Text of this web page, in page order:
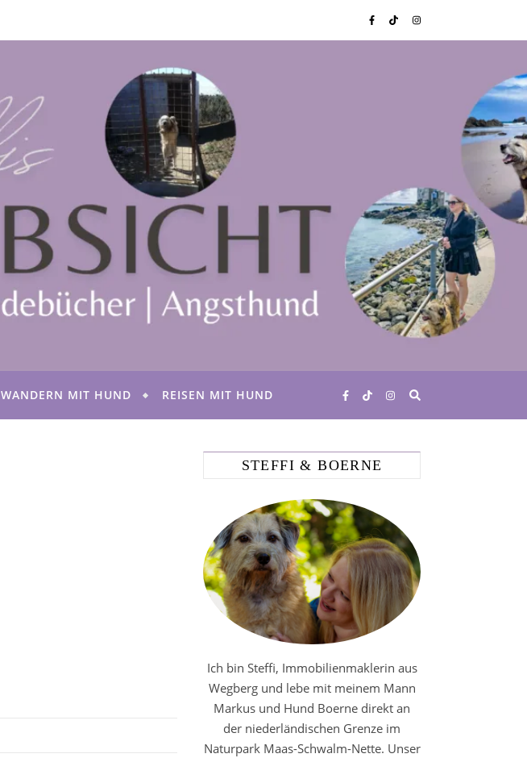
WANDERN MIT HUND REISEN MIT HUND
STEFFI & BOERNE
Ich bin Steffi, Immobilienmaklerin aus
Wegberg und lebe mit meinem Mann
Markus und Hund Boerne direkt an
der niederländischen Grenze im
Naturpark Maas-Schwalm-Nette. Unser